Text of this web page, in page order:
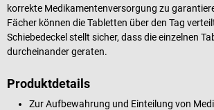
korrekte Medikamentenversorgung zu
Fächer können die Tabletten über den Tag
Schiebedeckel stellt sicher, dass die einzelnen
durcheinander geraten.
Produktdetails
Zur Aufbewahrung und Einteilung von